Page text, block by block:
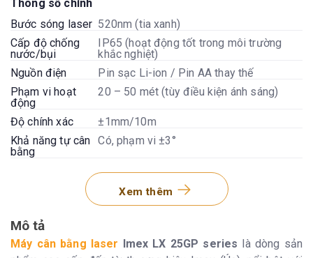
Thông số chính
Bước sóng laser 520nm (tia xanh)
Cấp độ chống
nước/bụi
IP65 (hoạt động tốt trong môi trường
khắc nghiệt)
Nguồn điện
Pin sạc Li-ion / Pin AA thay thế
Phạm vi hoạt
động
20 – 50 mét (tùy điều kiện ánh sáng)
Độ chính xác
±1mm/10m
Khả năng tự cân
bằng
Có, phạm vi ±3°
Xem thêm
Mô tả
Máy cân bằng laser Imex LX 25GP series là dòng sản